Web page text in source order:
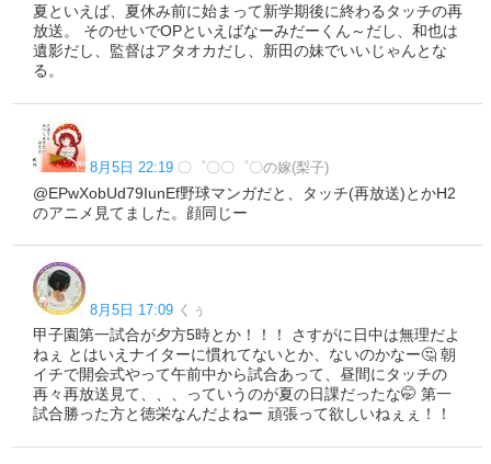
夏といえば、夏休み前に始まって新学期後に終わるタッチの再
放送。 そのせいでOPといえばなーみだーくん～だし、和也は
遺影だし、監督はアタオカだし、新田の妹でいいじゃんとな
る。
8月5日 22:19 〇゜〇〇゜〇の嫁(梨子)
@EPwXobUd79IunEf野球マンガだと、タッチ(再放送)とかH2
のアニメ見てました。顔同じー
8月5日 17:09 くぅ
甲子園第一試合が夕方5時とか！！！ さすがに日中は無理だよ
ねぇ とはいえナイターに慣れてないとか、ないのかなー🤔 朝
イチで開会式やって午前中から試合あって、昼間にタッチの
再々再放送見て、、、っていうのが夏の日課だったな🤭 第一
試合勝った方と徳栄なんだよねー 頑張って欲しいねぇぇ！！